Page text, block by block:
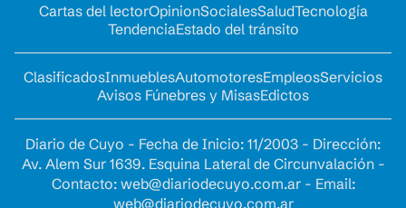
Cartas del lectorOpinionSocialesSaludTecnología
TendenciaEstado del tránsito
ClasificadosInmueblesAutomotoresEmpleosServicios
Avisos Fúnebres y MisasEdictos
Diario de Cuyo - Fecha de Inicio: 11/2003 - Dirección:
Av. Alem Sur 1639. Esquina Lateral de Circunvalación -
Contacto: web@diariodecuyo.com.ar- Email:
web@diariodecuyo.com.ar